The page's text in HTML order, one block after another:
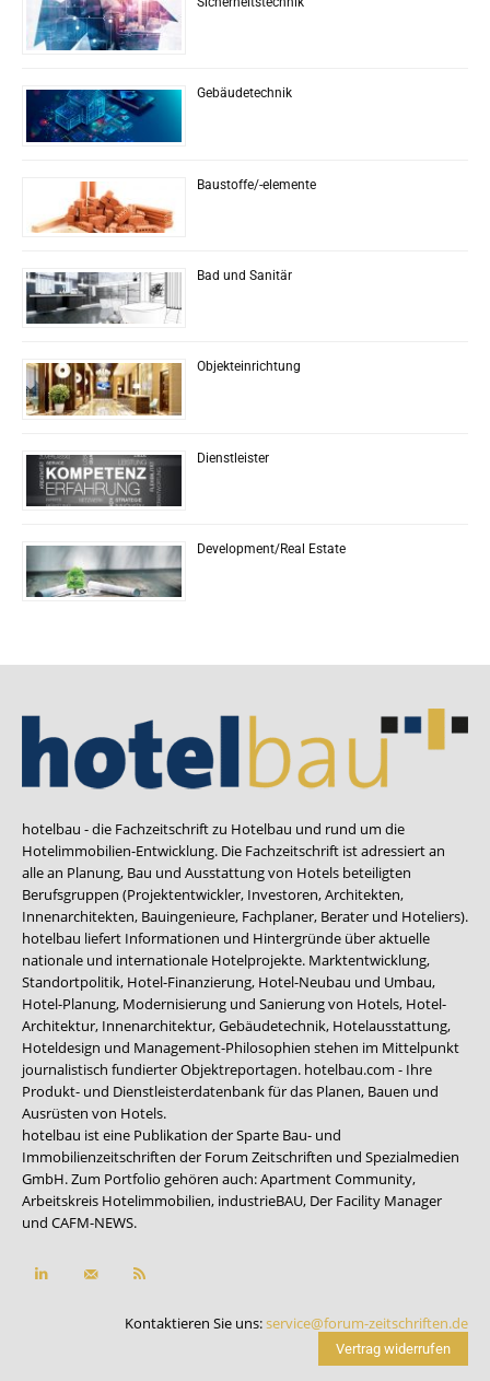
Gebäudetechnik
Baustoffe/-elemente
Bad und Sanitär
Objekteinrichtung
Dienstleister
Development/Real Estate
hotelbau - die Fachzeitschrift zu Hotelbau und rund um die
Hotelimmobilien-Entwicklung. Die Fachzeitschrift ist adressiert an
alle an Planung, Bau und Ausstattung von Hotels beteiligten
Berufsgruppen (Projektentwickler, Investoren, Architekten,
Innenarchitekten, Bauingenieure, Fachplaner, Berater und Hoteliers).
hotelbau liefert Informationen und Hintergründe über aktuelle
nationale und internationale Hotelprojekte. Marktentwicklung,
Standortpolitik, Hotel-Finanzierung, Hotel-Neubau und Umbau,
Hotel-Planung, Modernisierung und Sanierung von Hotels, Hotel-
Architektur, Innenarchitektur, Gebäudetechnik, Hotelausstattung,
Hoteldesign und Management-Philosophien stehen im Mittelpunkt
journalistisch fundierter Objektreportagen. hotelbau.com - Ihre
Produkt- und Dienstleisterdatenbank für das Planen, Bauen und
Ausrüsten von Hotels.
hotelbau ist eine Publikation der Sparte Bau- und
Immobilienzeitschriften der Forum Zeitschriften und Spezialmedien
GmbH. Zum Portfolio gehören auch:Apartment Community,
Arbeitskreis Hotelimmobilien, industrieBAU, Der Facility Manager
und CAFM-NEWS.
Kontaktieren Sie uns:service@forum-zeitschriften.de
Vertrag widerrufen